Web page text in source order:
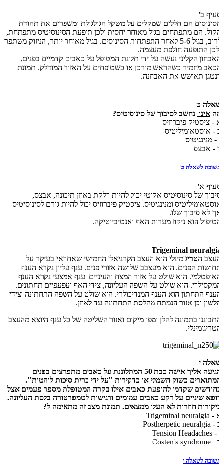
ב'
הם חללים שמקלים על משקל הגולגולת ומשפרים את תהודת
הם מתפתחים בגיל מאוחר יחסית ולכן תופעת הסינוסיטיס מתפתחת,
לרוב, בגיל 5-6 לאחר התפתחות הסינוסים. בגיל מאוחר יותר, הניזוק משתפר
התופעה חולפת מעצמה.
הקליני נעשה על ידי תלונת המטופל על כאבים קדמיים בפנים,
מחמיר כשהראש מורכן או כשטופחים על האזור המודלק. תמונת
תאושש את האבחנה.
ט
אינו נחשב לסיבוך של סינוסיטיס?
- ציסטיק פיברוזיס
- אוסטאומיליטיס
- מנינגיטיס
- אבצס
לשאלה ט
א'
של סינוסיטיס אקוטי יכול להיות דלקת באוזן תיכונה, אבצס,
ומנינגיטיס. ציסטיק פיברוזיס יכול להיות גורם לסינוסיטיס
לא סיבוך שלו.
הוא ניקוז מערות האף ואנטיביוטיקה.
Trigeminal
הטריג'מינלי הוא העצב הקרניאלי החמישי שאחראי בעיקר על
הפנים. הוא מעצבב שלושה אזורי פנים. ענף עליון נקרא הענף
הוא שולט על אזור המצח והעיניים. ענף אמצעי נקרא הענף
הוא שולט על השפה העליונה, צידי האף ועפעפיים תחתונים.
התחתון הוא הענף המנדיבולרי. הוא שולט על השפה התחתונה וצידי
וכן אזור הנמתח מהלסת התחתונה עד לאוזן.
בתמונה להלן ומפו מיקום ואזור השליטה של כל ענף היוצא מהעצב
י
הגיעה אליך אישה כבת 50 המתלוננת על כאבים מתפרצים בפנים
כשוק חשמלי או כדקירות "על ידי כרית סיכות לוהטות".
שקדמו להופעת כאבים אילו בקרה המטופלת מספר פעמים אצל
שיניים על רקע כאבים עמומים ורגישות לטמפרטורה בלסת העליונה.
חוזרות לא העלו ממצאים. תמונת מצב זה מתאימה ל?
-
Trigeminal neuralgia
-
Postherpetic neuralgia
-
Tension Headaches
-
Costen’s syndrome
לשאלה י